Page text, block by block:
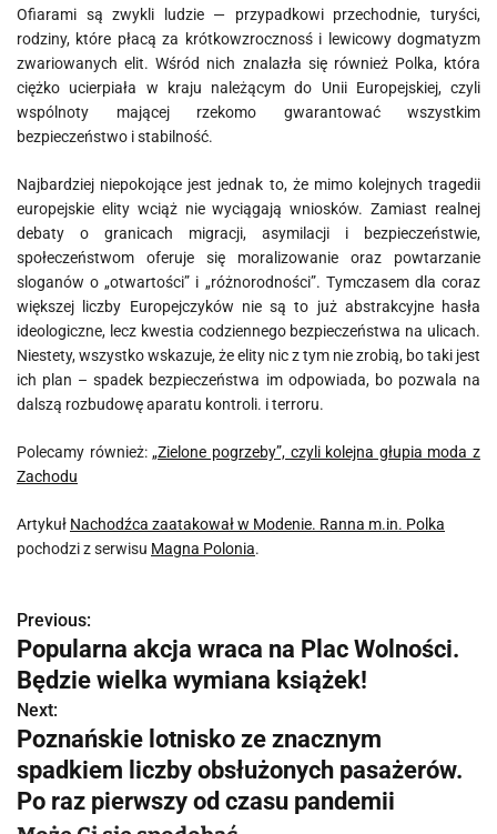
Ofiarami są zwykli ludzie — przypadkowi przechodnie, turyści,
rodziny, które płacą za krótkowzrocznosś i lewicowy dogmatyzm
zwariowanych elit. Wśród nich znalazła się również Polka, która
ciężko ucierpiała w kraju należącym do Unii Europejskiej, czyli
wspólnoty mającej rzekomo gwarantować wszystkim
bezpieczeństwo i stabilność.
Najbardziej niepokojące jest jednak to, że mimo kolejnych tragedii
europejskie elity wciąż nie wyciągają wniosków. Zamiast realnej
debaty o granicach migracji, asymilacji i bezpieczeństwie,
społeczeństwom oferuje się moralizowanie oraz powtarzanie
sloganów o „otwartości” i „różnorodności”. Tymczasem dla coraz
większej liczby Europejczyków nie są to już abstrakcyjne hasła
ideologiczne, lecz kwestia codziennego bezpieczeństwa na ulicach.
Niestety, wszystko wskazuje, że elity nic z tym nie zrobią, bo taki jest
ich plan – spadek bezpieczeństwa im odpowiada, bo pozwala na
dalszą rozbudowę aparatu kontroli. i terroru.
Polecamy również:„Zielone pogrzeby”, czyli kolejna głupia moda z
Zachodu
Artykuł Nachodźca zaatakował w Modenie. Ranna m.in. Polka
pochodzi z serwisu Magna Polonia.
N
a
w
i
g
Previous:
Popularna akcja wraca na Plac Wolności.
Będzie wielka wymiana książek!
Next:
Poznańskie lotnisko ze znacznym
spadkiem liczby obsłużonych pasażerów.
Po raz pierwszy od czasu pandemii